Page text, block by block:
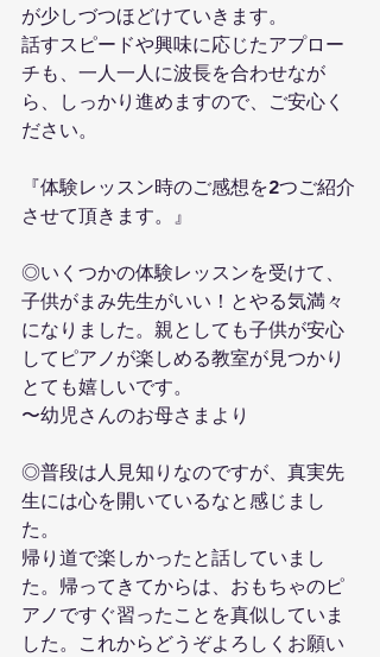
が少しづつほどけていきます。
話すスピードや興味に応じたアプロー
チも、一人一人に波長を合わせなが
ら、しっかり進めますので、ご安心く
ださい。
『体験レッスン時のご感想を2つご紹介
させて頂きます。』
◎いくつかの体験レッスンを受けて、
子供がまみ先生がいい！とやる気満々
になりました。親としても子供が安心
してピアノが楽しめる教室が見つかり
とても嬉しいです。
〜幼児さんのお母さまより
◎普段は人見知りなのですが、真実先
生には心を開いているなと感じまし
た。
帰り道で楽しかったと話していまし
た。帰ってきてからは、おもちゃのピ
アノですぐ習ったことを真似していま
した。これからどうぞよろしくお願い